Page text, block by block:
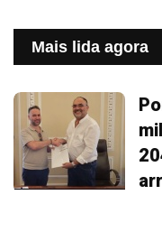
Mais lida agora